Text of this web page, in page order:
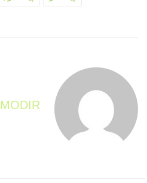
MODIR